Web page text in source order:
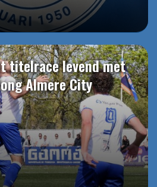
titelrace levend met
Almere City